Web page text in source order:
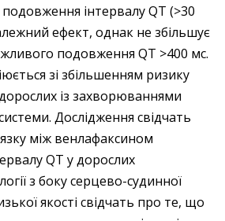
інтервалу QT (>30
ефект, однак не збільшує
подовження QT >400 мс.
зі збільшенням ризику
із захворюваннями
Дослідження свідчать
між венлафаксином
QT у дорослих
з боку серцево-­судинної
якості свідчать про те, що